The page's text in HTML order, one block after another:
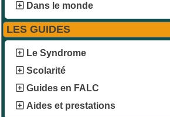
Dans le monde
LES GUIDES
Le Syndrome
Scolarité
Guides en FALC
Aides et prestations